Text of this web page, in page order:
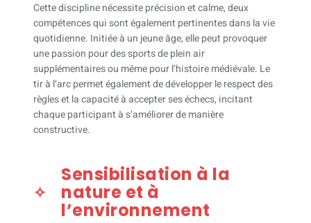
Cette discipline nécessite précision et calme, deux
compétences qui sont également pertinentes dans la vie
quotidienne. Initiée à un jeune âge, elle peut provoquer
une passion pour des sports de plein air
supplémentaires ou même pour l’histoire médiévale. Le
tir à l’arc permet également de développer le respect des
règles et la capacité à accepter ses échecs, incitant
chaque participant à s’améliorer de manière
constructive.
Sensibilisation à la
nature et à
l’environnement